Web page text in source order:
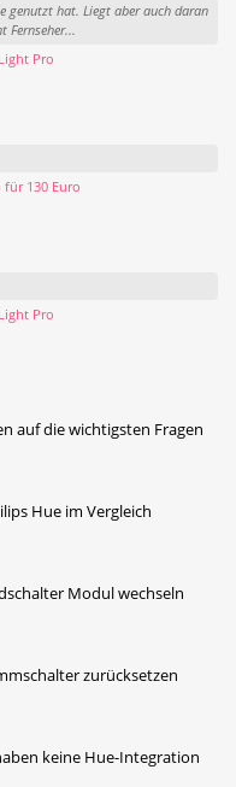
genutzt hat. Liegt aber auch daran
Fernseher...
Pro
130 Euro
Pro
auf die wichtigsten Fragen
Hue im Vergleich
Modul wechseln
zurücksetzen
keine Hue-Integration